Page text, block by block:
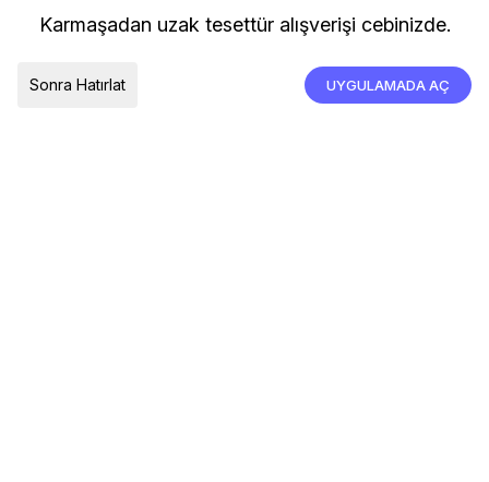
Kargo ve Teslimat
kullanıyoruz.
Karmaşadan uzak tesettür alışverişi cebinizde.
Sonra Hatırlat UYGULAMADA AÇ